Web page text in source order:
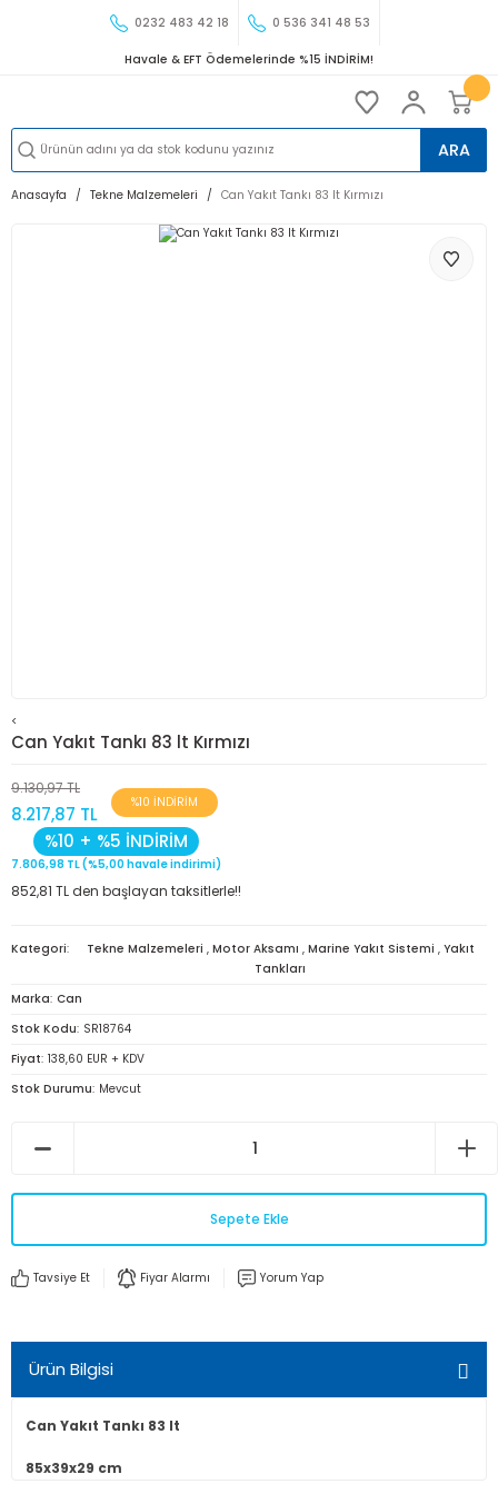
0232 483 42 18 0 536 341 48 53
Havale & EFT Ödemelerinde %15 İNDİRİM!
ARA
Anasayfa Tekne Malzemeleri Can Yakıt Tankı 83 lt Kırmızı
<
Can Yakıt Tankı 83 lt Kırmızı
9.130,97 TL
8.217,87 TL
%10 İNDİRİM
%10 + %5 İNDİRİM
7.806,98 TL (%5,00 havale indirimi)
852,81 TL den başlayan taksitlerle!!
Kategori Tekne Malzemeleri , Motor Aksamı , Marine Yakıt Sistemi , Yakıt
Tankları
Marka Can
Stok Kodu SR18764
Fiyat 138,60 EUR + KDV
Stok Durumu Mevcut
Sepete Ekle
Tavsiye Et Fiyar Alarmı Yorum Yap
Ürün Bilgisi
Can Yakıt Tankı 83 lt
85x39x29 cm